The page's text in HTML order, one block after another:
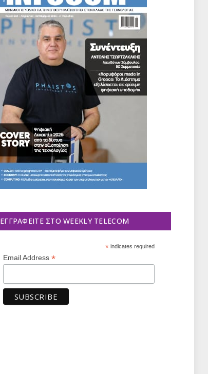
ΕΓΓΡΑΦΕΊΤΕ ΣΤΟ WEEKLY TELECOM
*indicates required
Email Address *